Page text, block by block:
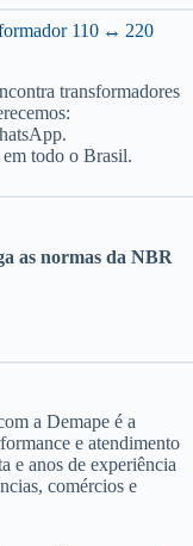
110 ↔ 220
transformadores
em todo o Brasil.
as normas da NBR
a Demape é a
e atendimento
e anos de experiência
comércios e